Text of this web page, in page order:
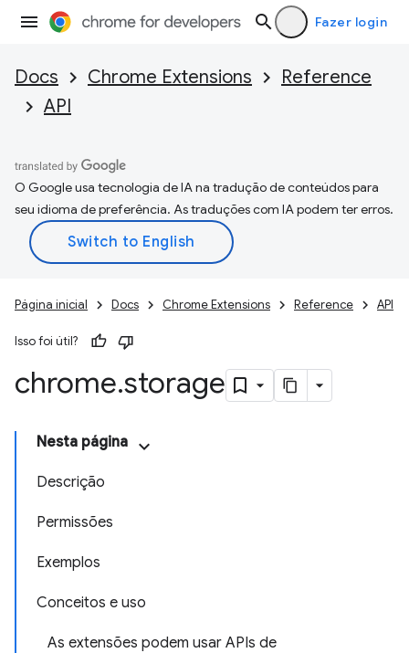
Fazer login
Docs Chrome Extensions
Reference
API
O Google usa tecnologia de IA na tradução de conteúdos para
seu idioma de preferência. As traduções com IA podem ter erros.
Página inicial Docs Chrome Extensions Reference API
Isso foi útil?
chrome.storage
Nesta página
Descrição
Permissões
Exemplos
Conceitos e uso
As extensões podem usar APIs de